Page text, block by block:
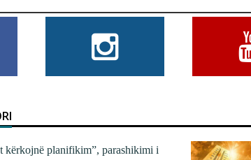
kërkojnë planifikim”, parashikimi i